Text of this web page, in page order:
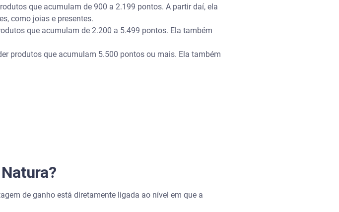
que acumulam de 900 a 2.199 pontos. A partir daí, ela
como joias e presentes.
que acumulam de 2.200 a 5.499 pontos. Ela também
produtos que acumulam 5.500 pontos ou mais. Ela também
de ganho está diretamente ligada ao nível em que a